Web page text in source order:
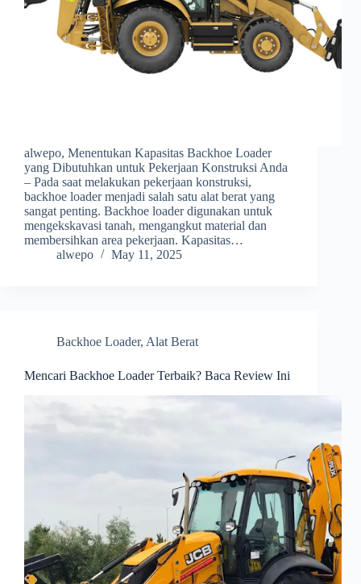
alwepo, Menentukan Kapasitas Backhoe Loader
yang Dibutuhkan untuk Pekerjaan Konstruksi Anda
– Pada saat melakukan pekerjaan konstruksi,
backhoe loader menjadi salah satu alat berat yang
sangat penting. Backhoe loader digunakan untuk
mengekskavasi tanah, mengangkut material dan
membersihkan area pekerjaan. Kapasitas…
alwepo
May 11, 2025
Backhoe Loader, Alat Berat
Mencari Backhoe Loader Terbaik? Baca Review Ini